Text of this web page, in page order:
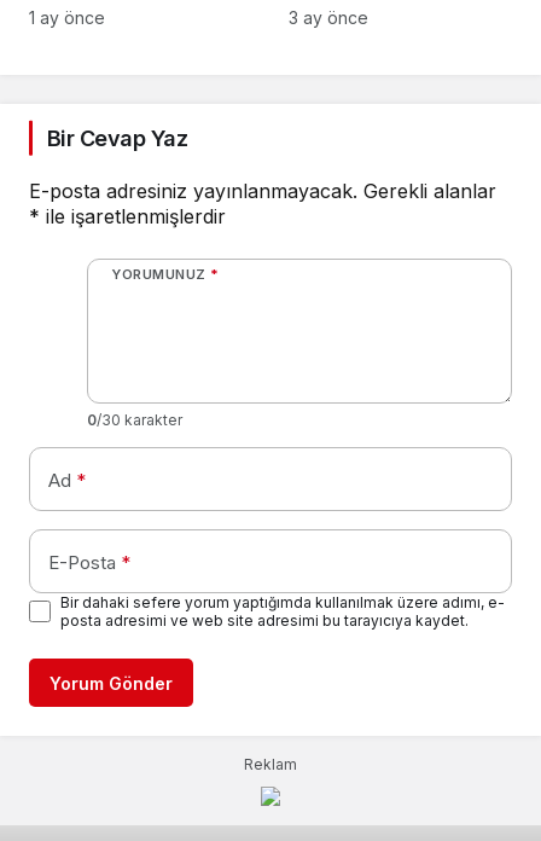
1 ay önce
katıldı
3 ay önce
Bir Cevap Yaz
E-posta adresiniz yayınlanmayacak. Gerekli alanlar
* ile işaretlenmişlerdir
YORUMUNUZ *
0/30 karakter
Ad *
E-Posta *
Bir dahaki sefere yorum yaptığımda kullanılmak üzere adımı, e-
posta adresimi ve web site adresimi bu tarayıcıya kaydet.
Yorum Gönder
Reklam